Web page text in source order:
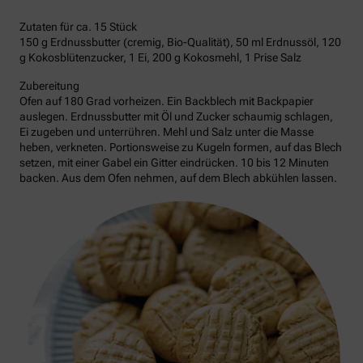
Zutaten für ca. 15 Stück
150 g Erdnussbutter (cremig, Bio-Qualität), 50 ml Erdnussöl, 120
g Kokosblütenzucker, 1 Ei, 200 g Kokosmehl, 1 Prise Salz
Zubereitung
Ofen auf 180 Grad vorheizen. Ein Backblech mit Backpapier
auslegen. Erdnussbutter mit Öl und Zucker schaumig schlagen,
Ei zugeben und unterrühren. Mehl und Salz unter die Masse
heben, verkneten. Portionsweise zu Kugeln formen, auf das Blech
setzen, mit einer Gabel ein Gitter eindrücken. 10 bis 12 Minuten
backen. Aus dem Ofen nehmen, auf dem Blech abkühlen lassen.